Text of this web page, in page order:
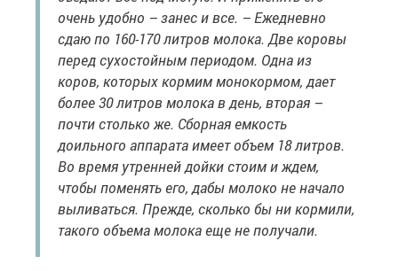
очень удобно – занес и все. – Ежедневно
сдаю по 160-170 литров молока. Две коровы
перед сухостойным периодом. Одна из
коров, которых кормим монокормом, дает
более 30 литров молока в день, вторая –
почти столько же. Сборная емкость
доильного аппарата имеет объем 18 литров.
Во время утренней дойки стоим и ждем,
чтобы поменять его, дабы молоко не начало
выливаться. Прежде, сколько бы ни кормили,
такого объема молока еще не получали.